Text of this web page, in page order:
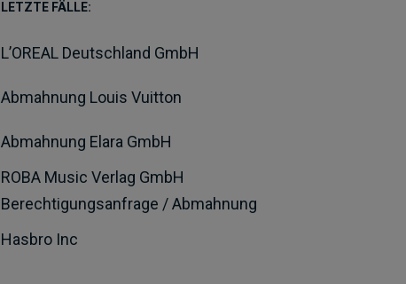
LETZTE FÄLLE:
L’OREAL Deutschland GmbH
Abmahnung Louis Vuitton
Abmahnung Elara GmbH
ROBA Music Verlag GmbH
Berechtigungsanfrage / Abmahnung
Hasbro Inc